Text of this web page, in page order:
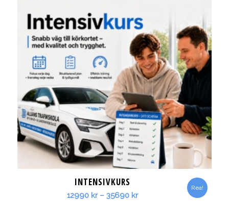
INTENSIVKURS
12990 kr – 35690 krPrisintervall:
Rea!